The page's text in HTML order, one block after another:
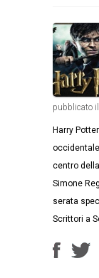
pubblicato
Harry
centro
Simone
serata
Scrittori a